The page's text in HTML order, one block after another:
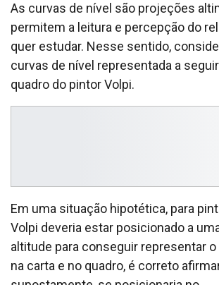
As curvas de nível são projeções
permitem a leitura e percepção do
quer estudar. Nesse sentido,
curvas de nível representada a
quadro do pintor Volpi.
Em uma situação hipotética, para
Volpi deveria estar posicionado a
altitude para conseguir representar o
na carta e no quadro, é correto